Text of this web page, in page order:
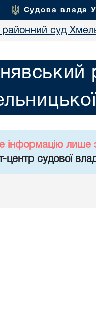
Судова влада
суд
інформацію лише
центр судової